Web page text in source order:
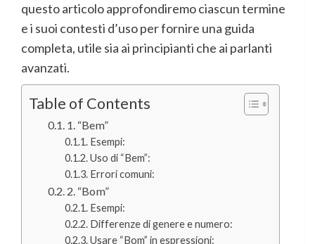
questo articolo approfondiremo ciascun termine
e i suoi contesti d’uso per fornire una guida
completa, utile sia ai principianti che ai parlanti
avanzati.
Table of Contents
1. “Bem”
Esempi:
Uso di “Bem”:
Errori comuni:
2. “Bom”
Esempi:
Differenze di genere e numero:
Usare “Bom” in espressioni: